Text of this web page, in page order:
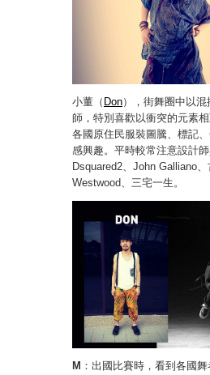
小董（ Don），街舞圈中以
師，特別喜歡以衝突的元素
各國原住民服裝圖騰、標記
感興趣。平時較常注意設計
Dsquared2、John Galliano
Westwood、三宅一生。
M ：出國比賽時，看到各國舞